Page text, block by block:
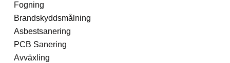
Fogning
Brandskyddsmålning
Asbestsanering
PCB Sanering
Avväxling